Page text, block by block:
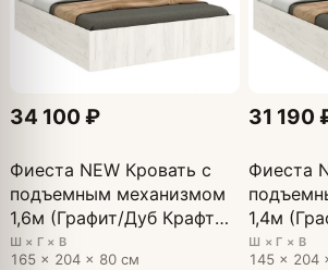
34 100 ₽
Фиеста NEW Кровать с
подъемным механизмом
1,6м (Графит/Дуб Крафт
Белый)
Ш × Г × В
165 × 204 × 80 см
31 190
Фиеста
1,4м
Белый)
Ш × Г × В
145 × 204